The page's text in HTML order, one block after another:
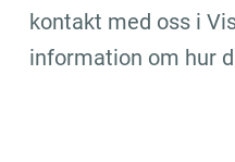
kontakt med oss i
information om hur